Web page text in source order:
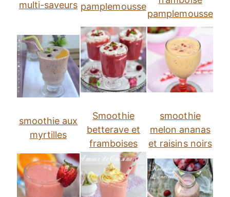
multi-saveurs pamplemousse
pamplemousse
smoothie aux
myrtilles
Smoothie
betterave et
framboises
smoothie
melon ananas
et raisins noirs